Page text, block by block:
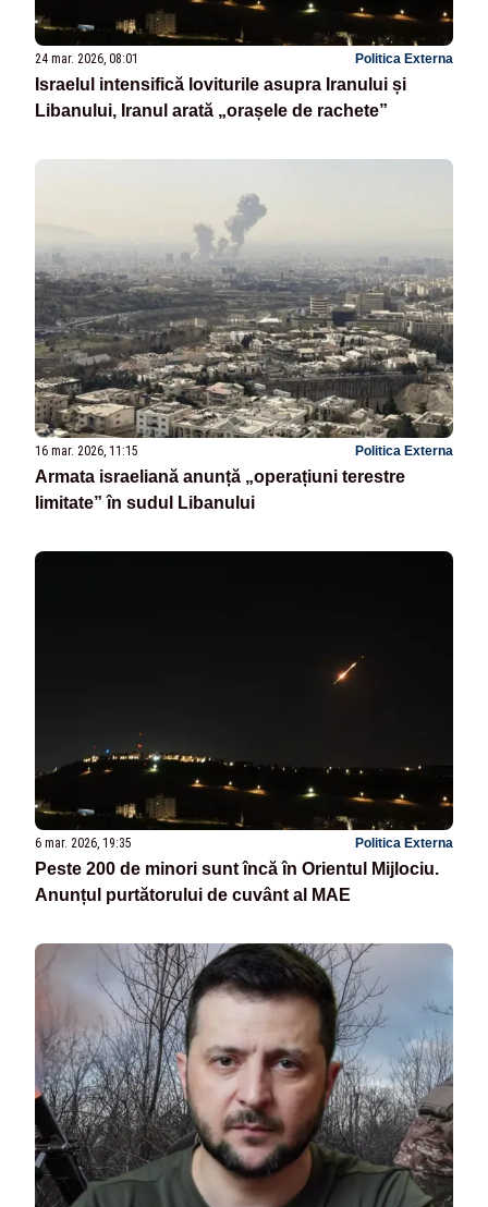
24 mar. 2026, 08:01 Politica Externa
Israelul intensifică loviturile asupra Iranului și
Libanului, Iranul arată „orașele de rachete”
16 mar. 2026, 11:15 Politica Externa
Armata israeliană anunță „operațiuni terestre
limitate” în sudul Libanului
6 mar. 2026, 19:35 Politica Externa
Peste 200 de minori sunt încă în Orientul Mijlociu.
Anunțul purtătorului de cuvânt al MAE